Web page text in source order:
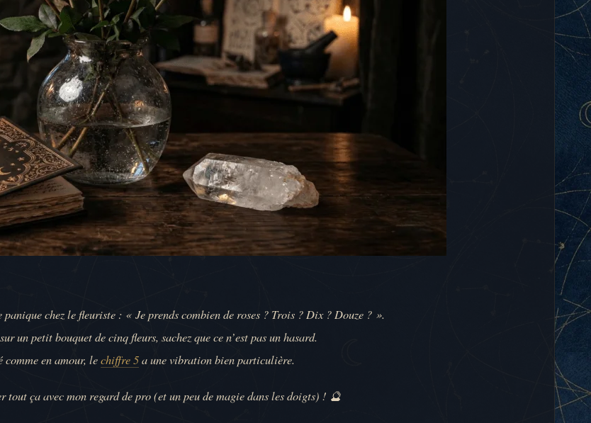
panique chez le fleuriste : « Je prends combien de roses ? Trois ? Dix ? Douze ? ».
un petit bouquet de cinq fleurs, sachez que ce n’est pas un hasard.
en amour, lechiffre 5a une vibration bien particulière.
tout ça avec mon regard de pro (et un peu de magie dans les doigts) ! 🔮